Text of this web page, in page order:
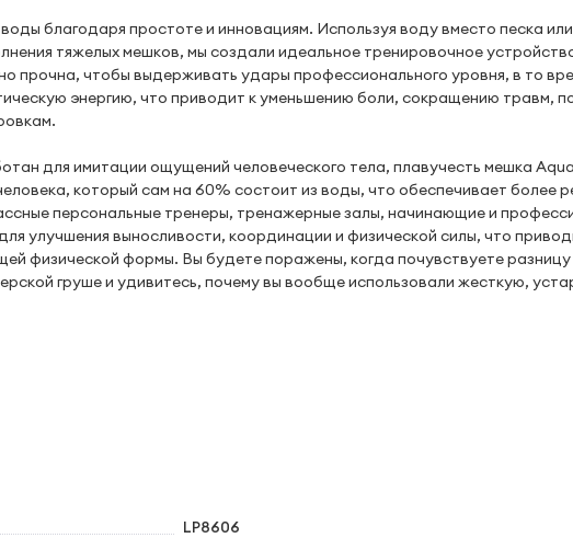
благодаря простоте и инновациям. Используя воду вместо песка
тяжелых мешков, мы создали идеальное тренировочное
прочна, чтобы выдерживать удары профессионального уровня, в то
энергию, что приводит к уменьшению боли, сокращению травм,
для имитации ощущений человеческого тела, плавучесть мешка
который сам на 60% состоит из воды, что обеспечивает более
персональные тренеры, тренажерные залы, начинающие и
улучшения выносливости, координации и физической силы, что
физической формы. Вы будете поражены, когда почувствуете
груше и удивитесь, почему вы вообще использовали жесткую,
LP8606